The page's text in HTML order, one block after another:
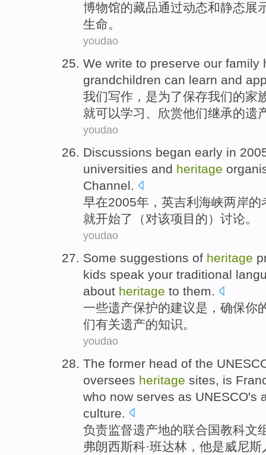
博物馆的藏品通过动态和静态展
生命。
youdao
We write to preserve our family
grandchildren can learn and
我们写作 ，是为了保存我们的家
就可以学习 、 欣赏他们继承的遗
youdao
Discussions began early in
universities and heritage
Channel.
早在2005年， 英吉利海峡两岸的
就开始了
（对该项目的） 讨论。
youdao
Some suggestions of heritage
kids speak your traditional
about heritage to them.
一些遗产保护的建议是 ， 确保你
们有关遗产的知识。
youdao
The former head of the
oversees heritage sites, is
who now serves as UNESCO's
culture
负责监督遗产地的联合国教科文
弗朗西斯科·班达林，他是威尼斯